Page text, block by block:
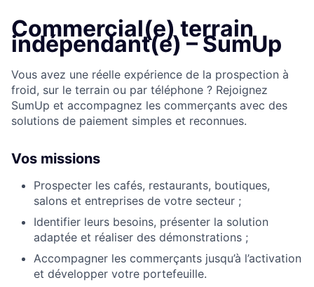
Commercial(e) terrain
indépendant(e) – SumUp
Vous avez une réelle expérience de la prospection à
froid, sur le terrain ou par téléphone ? Rejoignez
SumUp et accompagnez les commerçants avec des
solutions de paiement simples et reconnues.
Vos missions
Prospecter les cafés, restaurants, boutiques,
salons et entreprises de votre secteur ;
Identifier leurs besoins, présenter la solution
adaptée et réaliser des démonstrations ;
Accompagner les commerçants jusqu’à l’activation
et développer votre portefeuille.